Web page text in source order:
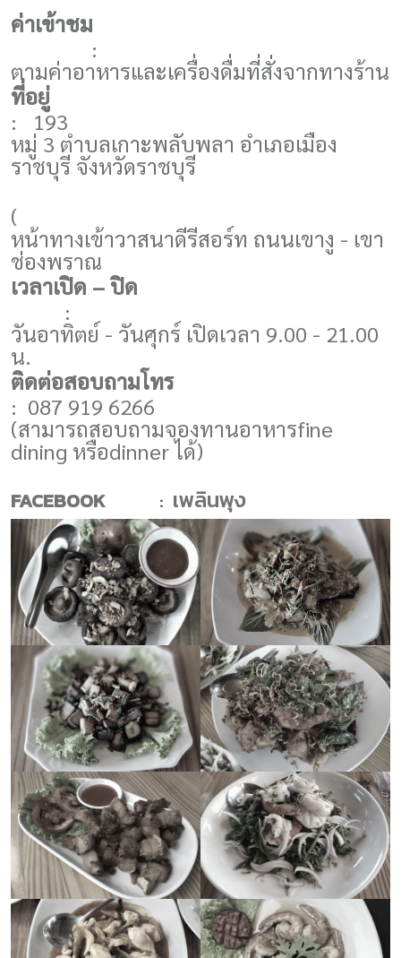
ค่าเข้าชม
:
ตามค่าอาหารและเครื่องดื่มที่สั่งจากทางร้าน
ที่อยู่
: 193
หมู่ 3 ตำบลเกาะพลับพลา อำเภอเมือง
ราชบุรี จังหวัดราชบุรี
(
หน้าทางเข้าวาสนาดีรีสอร์ท ถนนเขางู - เขา
ช่องพราณ
เวลาเปิด – ปิด
:
วันอาทิตย์ - วันศุกร์ เปิดเวลา 9.00 - 21.00
น.
ติดต่อสอบถามโทร
: 087 919 6266
(สามารถสอบถามจองทานอาหารfine
dining หรือdinnerได้)
FACEBOOK : เพลินพุง